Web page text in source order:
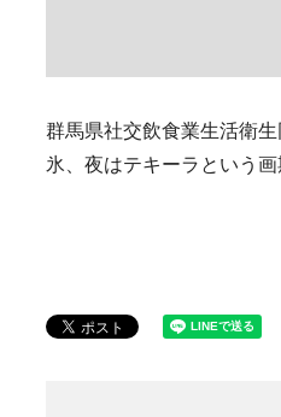
群馬県社交飲食業生活衛
氷、夜はテキーラという